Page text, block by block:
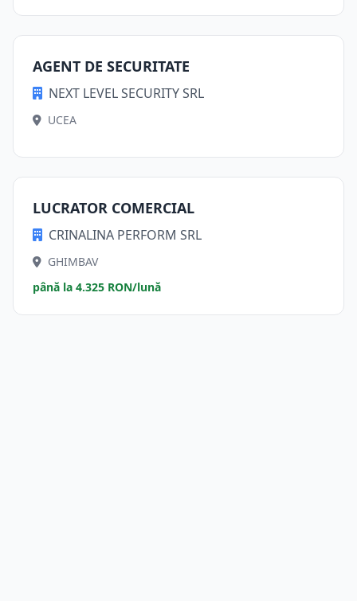
AGENT DE SECURITATE
NEXT LEVEL SECURITY SRL
UCEA
LUCRATOR COMERCIAL
CRINALINA PERFORM SRL
GHIMBAV
până la 4.325 RON/lună